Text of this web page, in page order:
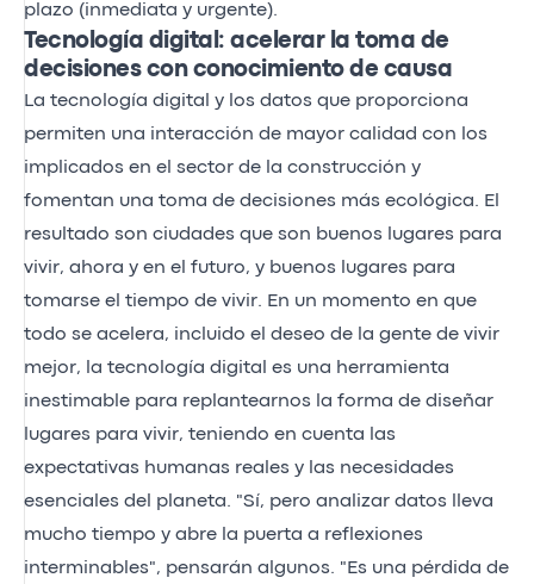
plazo (inmediata y urgente).
Tecnología digital: acelerar la toma de
decisiones con conocimiento de causa
La tecnología digital y los datos que proporciona
permiten una interacción de mayor calidad con los
implicados en el sector de la construcción y
fomentan una toma de decisiones más ecológica. El
resultado son ciudades que son buenos lugares para
vivir, ahora y en el futuro, y buenos lugares para
tomarse el tiempo de vivir. En un momento en que
todo se acelera, incluido el deseo de la gente de vivir
mejor, la tecnología digital es una herramienta
inestimable para replantearnos la forma de diseñar
lugares para vivir, teniendo en cuenta las
expectativas humanas reales y las necesidades
esenciales del planeta. "Sí, pero analizar datos lleva
mucho tiempo y abre la puerta a reflexiones
interminables", pensarán algunos. "Es una pérdida de